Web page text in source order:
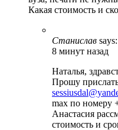
Какая стоимость и
Станислав says:
8 минут назад
Наталья,
Прошу
max по номеру
Анастасия
стоимость и